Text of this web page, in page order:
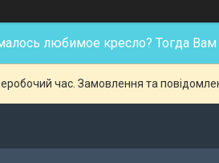
любимое кресло? Тогда
час. Замовлення та